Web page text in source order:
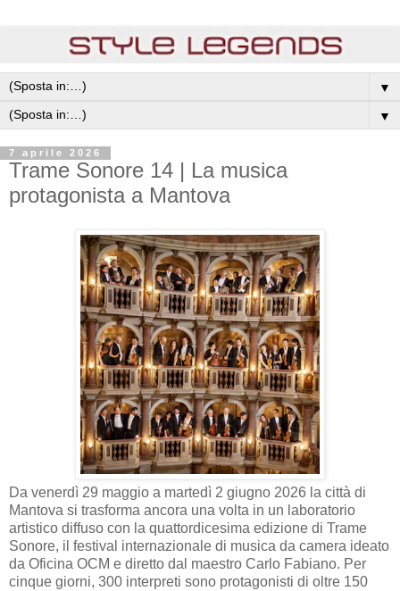
▼
▼
7 aprile 2026
Trame Sonore 14 | La musica
protagonista a Mantova
Da venerdì 29 maggio a martedì 2 giugno 2026 la città di
Mantova si trasforma ancora una volta in un laboratorio
artistico diffuso con la quattordicesima edizione di Trame
Sonore, il festival internazionale di musica da camera ideato
da Oficina OCM e diretto dal maestro Carlo Fabiano. Per
cinque giorni, 300 interpreti sono protagonisti di oltre 150